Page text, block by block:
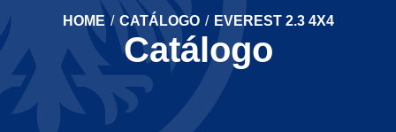
HOME / CATÁLOGO / EVEREST 2.3 4X4
Catálogo